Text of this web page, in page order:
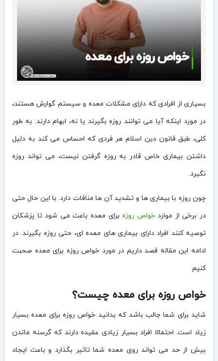
بسیاری از افرادی که دارای مشکلات معده و سیستم گوارش هستند،
در مورد اینکه آیا می توانند روزه بگیرند یا نه، ابهام دارند. به طور
کلی، طبق قانون دین اسلام هر فردی که احساس می کند به دلیل
داشتن بیماری خاص قادر به روزه گرفتن نیست، می تواند روزه
نگیرد.
چون روزه با بیماری ها و تشدید آن ها منافات دارد. با این حال حتی
در برخی از مواردخواص روزهبرای معده باعث می شود تا پزشکان
توصیه کنند افراد دارای بیماری های معده ای، حتی روزه بگیرند. در
ادامه این مقاله قصد داریم در مورد خواص روزه برای معده صحبت
کنیم.
خواص روزه برای معده چیست؟
شاید برای شما جالب باشد که بدانید خواص روزه برای معده بسیار
زیاد است. احتمالا افراد بسیار زیادی عقیده دارند که گرسنه ماندن
بیش از حد می تواند روی معده شما تاثیر بگذارد و باعث ایجاد